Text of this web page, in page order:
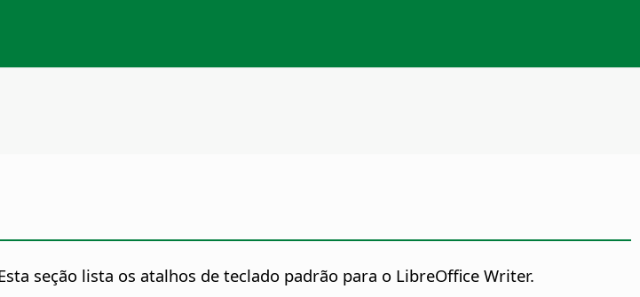
seção lista os atalhos de teclado padrão para o LibreOffice Writer.